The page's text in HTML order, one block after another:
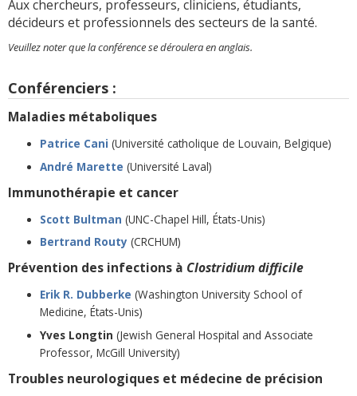
Aux chercheurs, professeurs, cliniciens, étudiants,
décideurs et professionnels des secteurs de la santé.
Veuillez noter que la conférence se déroulera en anglais.
Conférenciers :
Maladies métaboliques
Patrice Cani (Université catholique de Louvain, Belgique)
André Marette (Université Laval)
Immunothérapie et cancer
Scott Bultman (UNC-Chapel Hill, États-Unis)
Bertrand Routy (CRCHUM)
Prévention des infections à Clostridiumdifficile
Erik R. Dubberke (Washington University School of
Medicine, États-Unis)
Yves Longtin (Jewish General Hospital and Associate
Professor, McGill University)
Troubles neurologiques et médecine de précision